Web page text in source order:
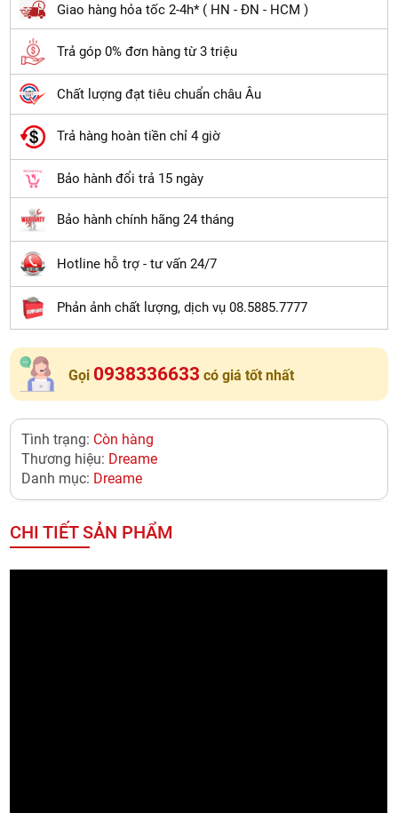
Giao hàng hỏa tốc 2-4h* ( HN - ĐN - HCM )
Trả góp 0% đơn hàng từ 3 triệu
Chất lượng đạt tiêu chuẩn châu Âu
Trả hàng hoàn tiền chỉ 4 giờ
Bảo hành đổi trả 15 ngày
Bảo hành chính hãng 24 tháng
Hotline hỗ trợ - tư vấn 24/7
Phản ảnh chất lượng, dịch vụ 08.5885.7777
Gọi 0938336633 có giá tốt nhất
Tình trạng: Còn hàng
Thương hiệu: Dreame
Danh mục: Dreame
CHI TIẾT SẢN PHẨM